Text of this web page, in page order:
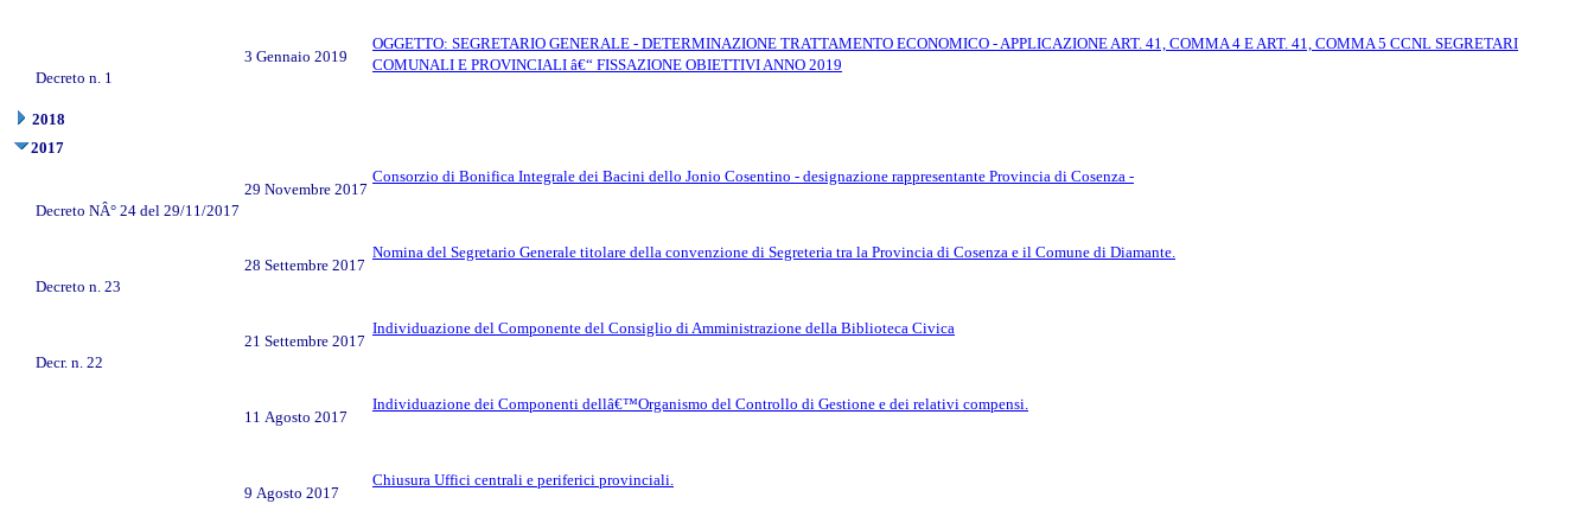
Decreto n. 1
3 Gennaio 2019
OGGETTO: SEGRETARIO GENERALE - DETERMINAZIONE TRATTAMENTO ECONOMICO - APPLICAZIONE ART. 41, COMMA 4 E ART. 41, COMMA 5 CCNL SEGRETARI
COMUNALI E PROVINCIALI â€“ FISSAZIONE OBIETTIVI ANNO 2019
2018
2017
Decreto NÂ° 24 del 29/11/2017
29 Novembre 2017
Consorzio di Bonifica Integrale dei Bacini dello Jonio Cosentino - designazione rappresentante Provincia di Cosenza -
Decreto n. 23
28 Settembre 2017
Nomina del Segretario Generale titolare della convenzione di Segreteria tra la Provincia di Cosenza e il Comune di Diamante.
Decr. n. 22
21 Settembre 2017
Individuazione del Componente del Consiglio di Amministrazione della Biblioteca Civica
11 Agosto 2017
Individuazione dei Componenti dellâ€™Organismo del Controllo di Gestione e dei relativi compensi.
9 Agosto 2017
Chiusura Uffici centrali e periferici provinciali.